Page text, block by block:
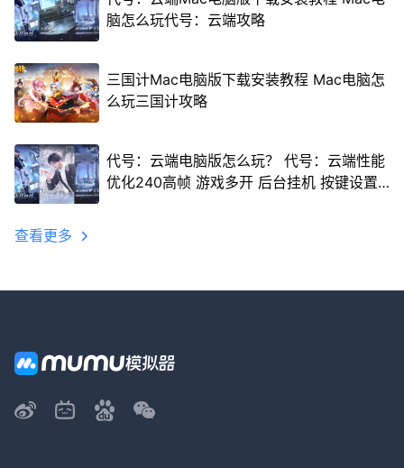
脑怎么玩代号：云端攻略
三国计Mac电脑版下载安装教程 Mac电脑怎
么玩三国计攻略
代号：云端电脑版怎么玩？ 代号：云端性能
优化240高帧 游戏多开 后台挂机 按键设置
查看更多